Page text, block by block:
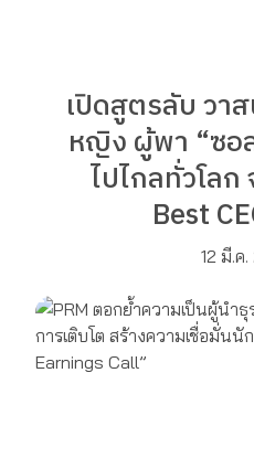
เปิดสูตรลับ วา
หญิง ผู้พา “ซอ
ไปไกลทั่วโล
Best
12 มี.ค